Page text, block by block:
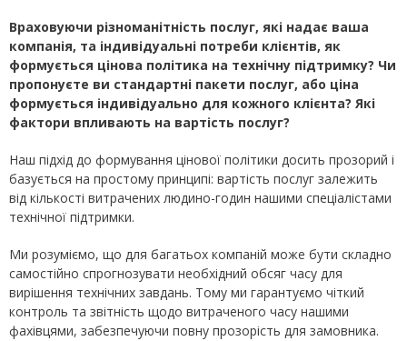
Враховуючи різноманітність послуг, які надає ваша
компанія, та індивідуальні потреби клієнтів, як
формується цінова політика на технічну підтримку? Чи
пропонуєте ви стандартні пакети послуг, або ціна
формується індивідуально для кожного клієнта? Які
фактори впливають на вартість послуг?
Наш підхід до формування цінової політики досить прозорий і
базується на простому принципі: вартість послуг залежить
від кількості витрачених людино-годин нашими спеціалістами
технічної підтримки.
Ми розуміємо, що для багатьох компаній може бути складно
самостійно спрогнозувати необхідний обсяг часу для
вирішення технічних завдань. Тому ми гарантуємо чіткий
контроль та звітність щодо витраченого часу нашими
фахівцями, забезпечуючи повну прозорість для замовника.